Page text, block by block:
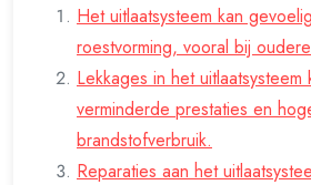
Het uitlaatsysteem kan
roestvorming, vooral bij oudere
Lekkages in het
verminderde prestaties en
brandstofverbruik.
Reparaties aan het